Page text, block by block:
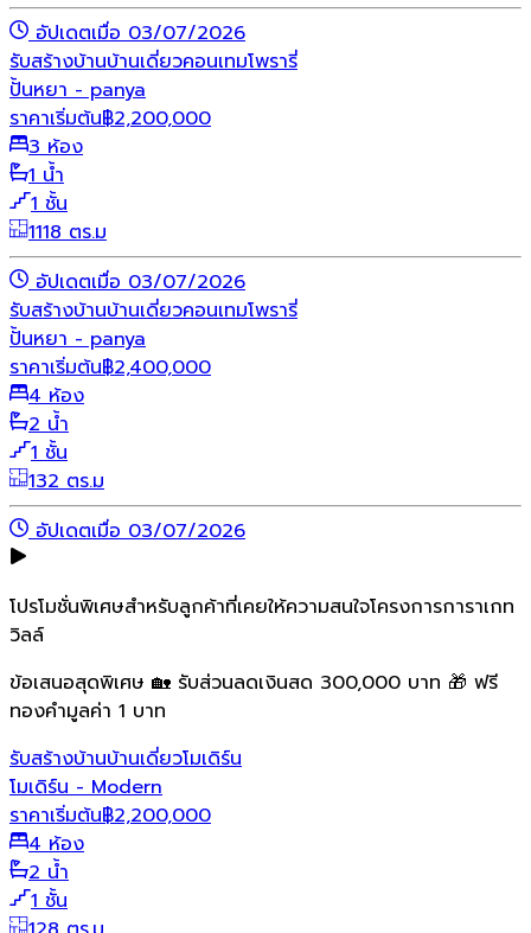
อัปเดตเมื่อ 03/07/2026
รับสร้างบ้านบ้านเดี่ยวคอนเทมโพรารี่
ปั้นหยา - panya
ราคาเริ่มต้น฿2,200,000
3 ห้อง
1 น้ำ
1 ชั้น
1118 ตร.ม
อัปเดตเมื่อ 03/07/2026
รับสร้างบ้านบ้านเดี่ยวคอนเทมโพรารี่
ปั้นหยา - panya
ราคาเริ่มต้น฿2,400,000
4 ห้อง
2 น้ำ
1 ชั้น
132 ตร.ม
อัปเดตเมื่อ 03/07/2026
โปรโมชั่นพิเศษสำหรับลูกค้าที่เคยให้ความสนใจโครงการการาเกท
วิลล์
ข้อเสนอสุดพิเศษ 🏡 รับส่วนลดเงินสด 300,000 บาท 🎁 ฟรี
ทองคำมูลค่า 1 บาท
รับสร้างบ้านบ้านเดี่ยวโมเดิร์น
โมเดิร์น - Modern
ราคาเริ่มต้น฿2,200,000
4 ห้อง
2 น้ำ
1 ชั้น